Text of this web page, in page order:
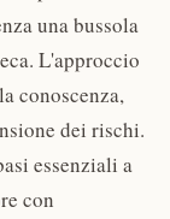
una bussola
L'approccio
conoscenza,
dei rischi.
essenziali a
con